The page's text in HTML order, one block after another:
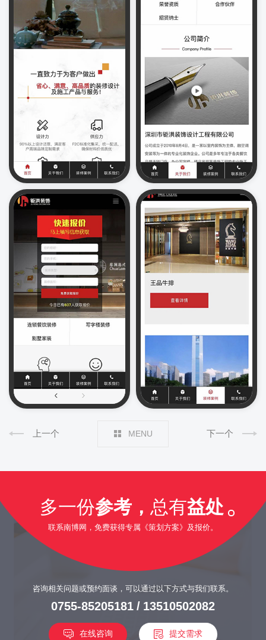
上一个 MENU 下一个
多一份参考， 总有益处
联系南博网，免费获得专属《策划方案》及报价。
咨询相关问题或预约面谈，可以通过以下方式与我们联系。
0755-85205181 / 13510502082
在线咨询 提交需求